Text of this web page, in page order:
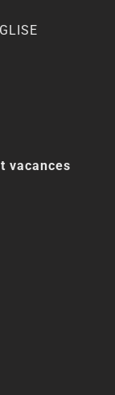
vacances